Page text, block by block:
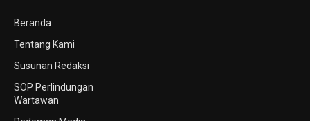
Beranda
Tentang Kami
Susunan Redaksi
SOP Perlindungan
Wartawan